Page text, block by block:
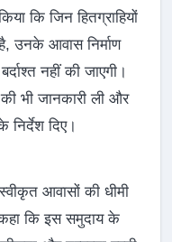
कि जिन हितग्राहियों
उनके आवास निर्माण
नहीं की जाएगी।
भी जानकारी ली और
निर्देश दिए।
आवासों की धीमी
कहा कि इस समुदाय के